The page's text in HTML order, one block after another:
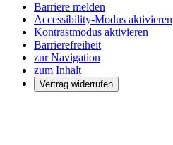
Barriere melden
Accessibility-Modus aktivieren
Kontrastmodus aktivieren
Barrierefreiheit
zur Navigation
zum Inhalt
Vertrag widerrufen